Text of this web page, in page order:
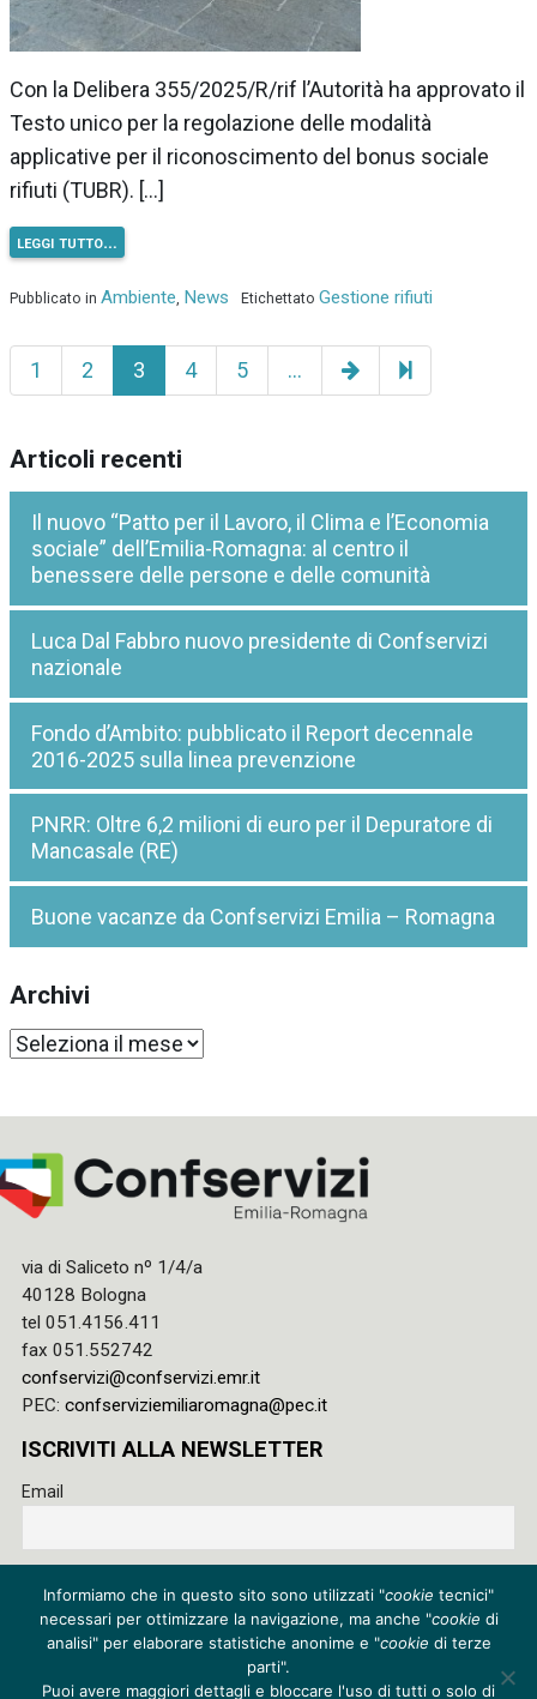
Con la Delibera 355/2025/R/rif l’Autorità ha approvato il
Testo unico per la regolazione delle modalità
applicative per il riconoscimento del bonus sociale
rifiuti (TUBR). […]
leggi tutto…
Pubblicato in Ambiente News Etichettato Gestione rifiuti
1 2 3 4 5 …
Pagina
successiva
33
Articoli recenti
Il nuovo “Patto per il Lavoro, il Clima e l’Economia
sociale” dell’Emilia-Romagna: al centro il
benessere delle persone e delle comunità
Luca Dal Fabbro nuovo presidente di Confservizi
nazionale
Fondo d’Ambito: pubblicato il Report decennale
2016-2025 sulla linea prevenzione
PNRR: Oltre 6,2 milioni di euro per il Depuratore di
Mancasale (RE)
Buone vacanze da Confservizi Emilia – Romagna
Archivi
Archivi
via di Saliceto nº 1/4/a
40128 Bologna
tel 051.4156.411
fax 051.552742
confservizi@confservizi.emr.it
PEC: confserviziemiliaromagna@pec.it
ISCRIVITI ALLA NEWSLETTER
Email
al trattamento dei miei dati
Privacy policy
Cookie policy
Informiamo che in questo sito sono utilizzati "cookie tecnici"
necessari per ottimizzare la navigazione, ma anche "cookie di
analisi" per elaborare statistiche anonime e "cookie di terze
parti".
Puoi avere maggiori dettagli e bloccare l'uso di tutti o solo di